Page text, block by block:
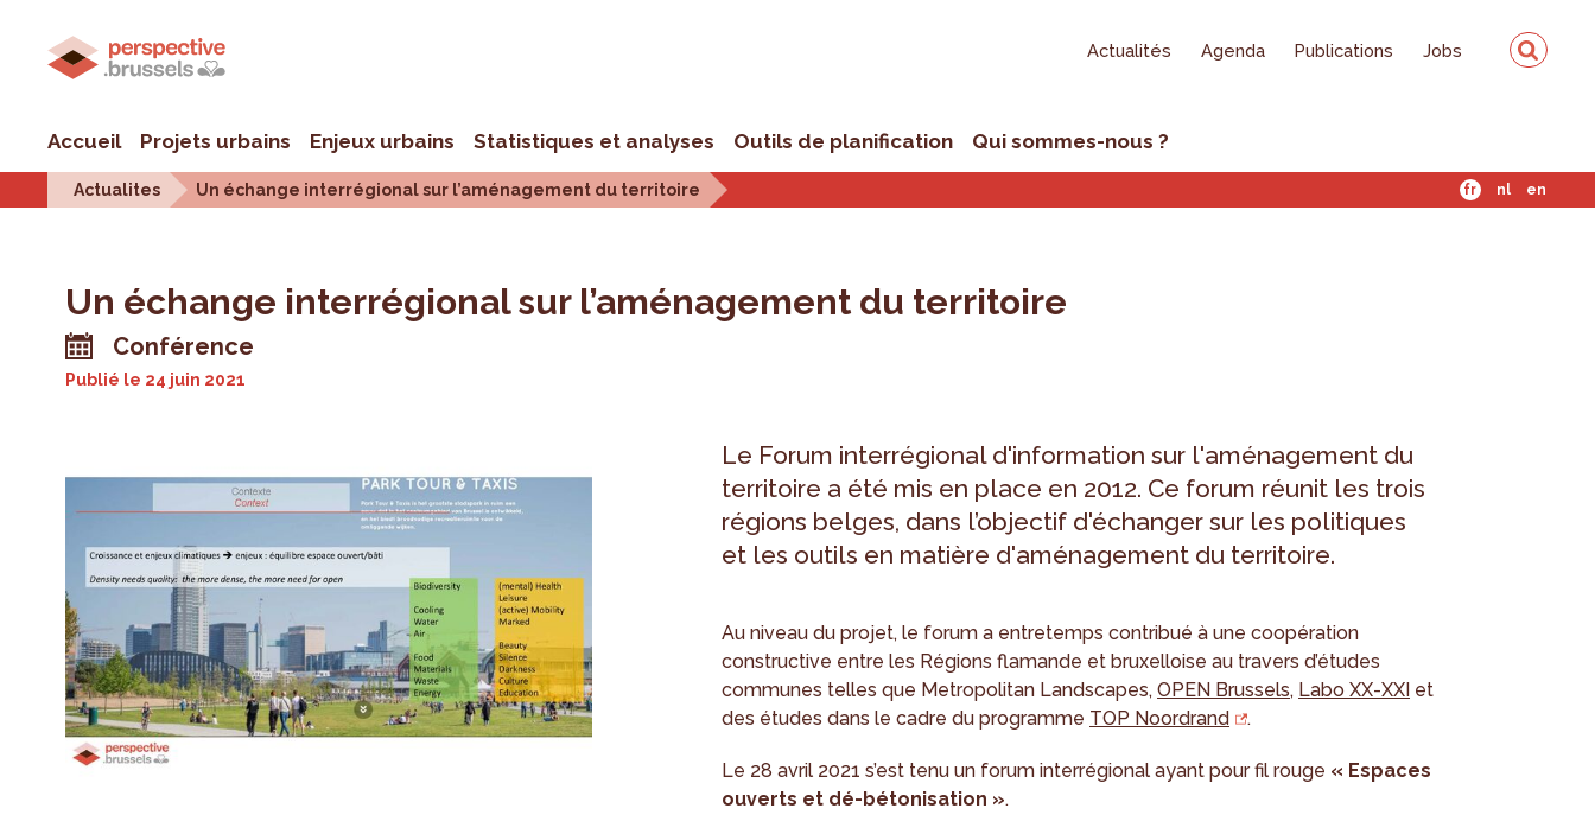
Actualités Agenda Publications Jobs
Accueil Projets urbains Enjeux urbains Statistiques et analyses Outils de planification Qui sommes-nous ?
Actualites Un échange interrégional sur l’aménagement du territoire fr nl en
Un échange interrégional sur l’aménagement du territoire
Conférence
Publié le 24 juin 2021
Le Forum interrégional d'information sur l'aménagement du
territoire a été mis en place en 2012. Ce forum réunit les trois
régions belges, dans l’objectif d'échanger sur les politiques
et les outils en matière d'aménagement du territoire.
Au niveau du projet, le forum a entretemps contribué à une coopération
constructive entre les Régions flamande et bruxelloise au travers d’études
communes telles que Metropolitan Landscapes,OPEN Brussels, Labo XX-XXI et
des études dans le cadre du programme TOP Noordrand .
Le 28 avril 2021 s’est tenu un forum interrégional ayant pour fil rouge « Espaces
ouverts et dé-bétonisation ».